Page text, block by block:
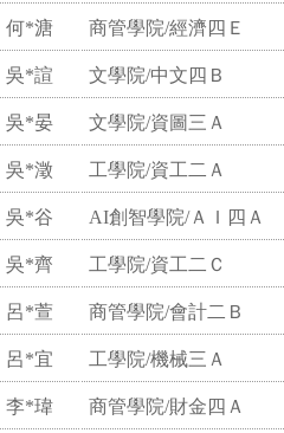
何*溏 商管學院/經濟四Ｅ
吳*諠 文學院/中文四Ｂ
吳*晏 文學院/資圖三Ａ
吳*澂 工學院/資工二Ａ
吳*谷 AI創智學院/ＡＩ四Ａ
吳*齊 工學院/資工二Ｃ
呂*萱 商管學院/會計二Ｂ
呂*宜 工學院/機械三Ａ
李*瑋 商管學院/財金四Ａ